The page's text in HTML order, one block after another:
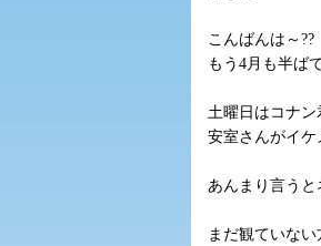
こんばんは～??
もう4月も半ば
土曜日はコナン
安室さんがイケ
あんまり言うと
まだ観ていな